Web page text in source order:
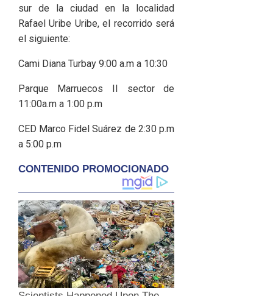
sur de la ciudad en la localidad
Rafael Uribe Uribe, el recorrido será
el siguiente:
Cami Diana Turbay 9:00 a.m a 10:30
Parque Marruecos II sector de
11:00a.m a 1:00 p.m
CED Marco Fidel Suárez de 2:30 p.m
a 5:00 p.m